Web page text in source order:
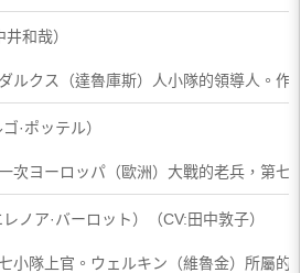
井和哉）
ルクス（達魯庫斯）人小隊的領導人。
ゴ·ポッテル）
次ヨーロッパ（歐洲）大戰的老兵，第
レノア·バーロット）（CV:田中敦子）
小隊上官。ウェルキン（維魯金）所屬